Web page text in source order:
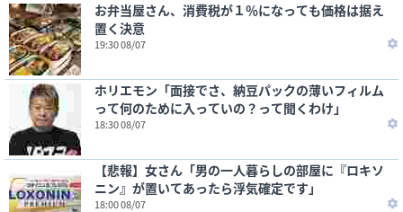
お弁当屋さん、消費税が１％になっても価格は据え
置く決意
19:30 08/07
ホリエモン「面接でさ、納豆パックの薄いフィルム
って何のために入っていの？って聞くわけ」
18:30 08/07
【悲報】女さん「男の一人暮らしの部屋に『ロキソ
ニン』が置いてあったら浮気確定です」
18:00 08/07